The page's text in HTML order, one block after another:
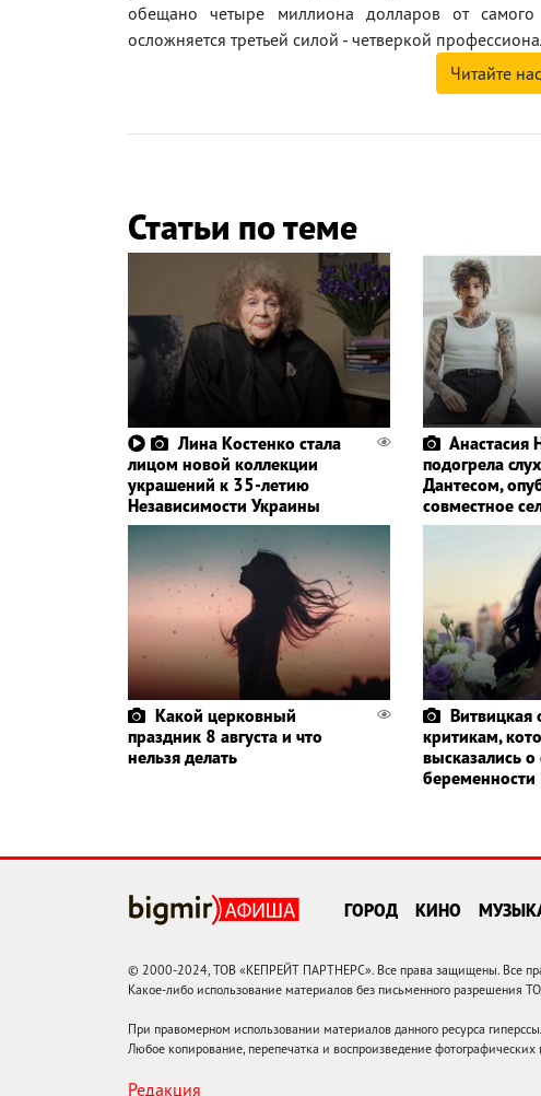
обещано четыре миллиона долларов от
осложняется третьей силой - четверкой
Читайте
Статьи по теме
Лина Костенко стала
лицом новой коллекции
украшений к 35-летию
Независимости Украины
Анастасия
подогрела
Дантесом,
совместное
Какой церковный
праздник 8 августа и что
нельзя делать
Витвицкая
критикам,
высказались о
беременности
ГОРОД КИНО
© 2000-2024, ТОВ «КЕПРЕЙТ ПАРТНЕРС». Все права защищены. Все
Какое-либо использование материалов без письменного
При правомерном использовании материалов данного ресурса
Любое копирование, перепечатка и воспроизведение
Редакция